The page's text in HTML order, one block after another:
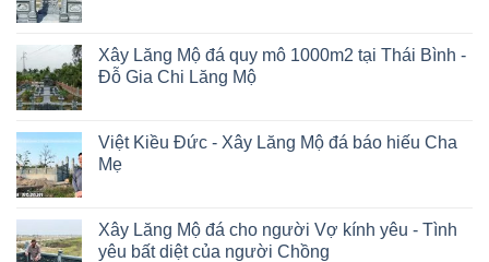
Xây Lăng Mộ đá quy mô 1000m2 tại Thái Bình -
Đỗ Gia Chi Lăng Mộ
Việt Kiều Đức - Xây Lăng Mộ đá báo hiếu Cha
Mẹ
Xây Lăng Mộ đá cho người Vợ kính yêu - Tình
yêu bất diệt của người Chồng